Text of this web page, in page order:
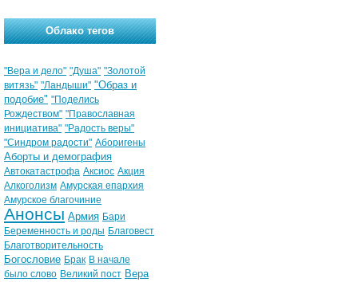
Облако тегов
"Вера и дело" "Душа" "Золотой
витязь" "Ландыши" "Образ и
подобие" "Поделись
Рождеством" "Православная
инициатива" "Радость веры"
"Синдром радости" Аборигены
Аборты и демография
Автокатастрофа Аксиос Акция
Алкоголизм Амурская епархия
Амурское благочиние
Анонсы Армия Бари
Беременность и роды Благовест
Благотворительность
Богословие Брак В начале
было слово Великий пост Вера